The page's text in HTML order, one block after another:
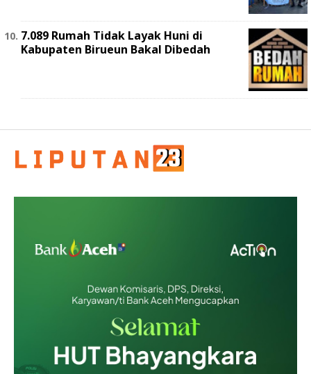
7.089 Rumah Tidak Layak Huni di
Kabupaten Birueun Bakal Dibedah